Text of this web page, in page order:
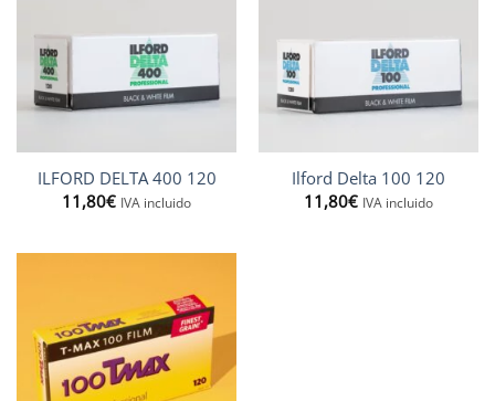
ILFORD DELTA 400 120
11,80€ IVA incluido
Ilford Delta 100 120
11,80€ IVA incluido